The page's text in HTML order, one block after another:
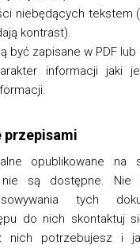
niebędących tekstem
kontrast).
być zapisane w PDF
informacji jaki
przepisami
opublikowane
są dostępne. Nie
tych
do nich skontaktuj
nich potrzebujesz i